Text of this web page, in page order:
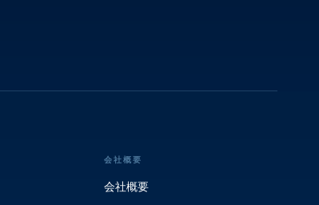
会社概要
会社概要